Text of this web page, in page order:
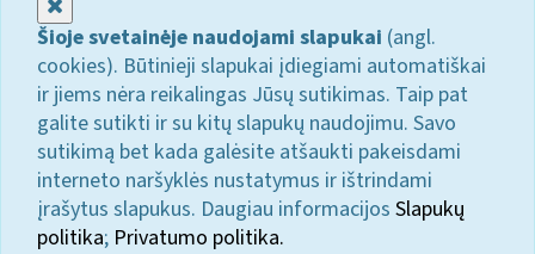
Šioje svetainėje naudojami slapukai (angl.
cookies). Būtinieji slapukai įdiegiami automatiškai
ir jiems nėra reikalingas Jūsų sutikimas. Taip pat
galite sutikti ir su kitų slapukų naudojimu. Savo
sutikimą bet kada galėsite atšaukti pakeisdami
interneto naršyklės nustatymus ir ištrindami
įrašytus slapukus. Daugiau informacijos Slapukų
politika; Privatumo politika.